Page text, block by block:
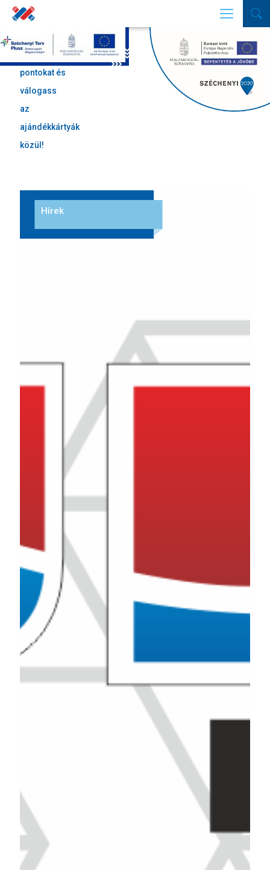
Gyűjtsd a
pontokat és
válogass
az
ajándékkártyák
közül!
Hírek